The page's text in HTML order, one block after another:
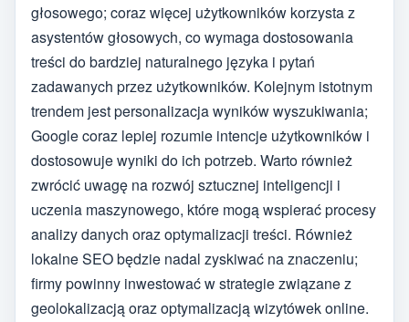
głosowego; coraz więcej użytkowników korzysta z
asystentów głosowych, co wymaga dostosowania
treści do bardziej naturalnego języka i pytań
zadawanych przez użytkowników. Kolejnym istotnym
trendem jest personalizacja wyników wyszukiwania;
Google coraz lepiej rozumie intencje użytkowników i
dostosowuje wyniki do ich potrzeb. Warto również
zwrócić uwagę na rozwój sztucznej inteligencji i
uczenia maszynowego, które mogą wspierać procesy
analizy danych oraz optymalizacji treści. Również
lokalne SEO będzie nadal zyskiwać na znaczeniu;
firmy powinny inwestować w strategie związane z
geolokalizacją oraz optymalizacją wizytówek online.